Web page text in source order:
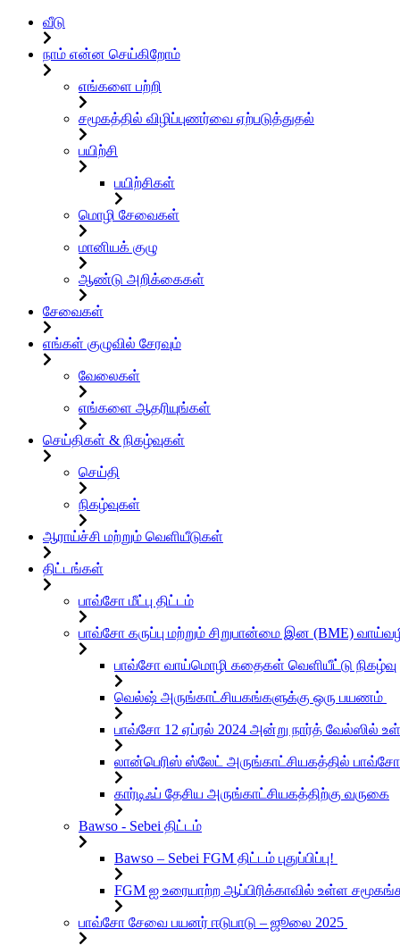
வீடு
நாம் என்ன செய்கிறோம்
எங்களை பற்றி
சமூகத்தில் விழிப்புணர்வை ஏற்படுத்துதல்
பயிற்சி
பயிற்சிகள்
மொழி சேவைகள்
மானியக் குழு
ஆண்டு அறிக்கைகள்
சேவைகள்
எங்கள் குழுவில் சேரவும்
வேலைகள்
எங்களை ஆதரியுங்கள்
செய்திகள் & நிகழ்வுகள்
செய்தி
நிகழ்வுகள்
ஆராய்ச்சி மற்றும் வெளியீடுகள்
திட்டங்கள்
பாவ்சோ மீட்பு திட்டம்
பாவ்சோ கருப்பு மற்றும் சிறுபான்மை இன (BME)
பாவ்சோ வாய்மொழி கதைகள் வெளியீட்டு நிகழ்வு
வெல்ஷ் அருங்காட்சியகங்களுக்கு ஒரு பயணம்
பாவ்சோ 12 ஏப்ரல் 2024 அன்று நார்த் வேல்ஸில்
லான்பெரிஸ் ஸ்லேட் அருங்காட்சியகத்தில் பாவ்சோ
கார்டிஃப் தேசிய அருங்காட்சியகத்திற்கு வருகை
Bawso - Sebei திட்டம்
Bawso – Sebei FGM திட்டம் புதுப்பிப்பு!
FGM ஐ உரையாற்ற ஆப்பிரிக்காவில் உள்ள
பாவ்சோ சேவை பயனர் ஈடுபாடு – ஜூலை 2025